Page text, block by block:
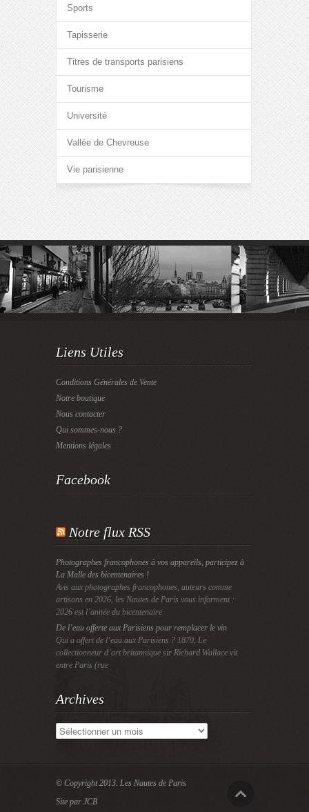
Sports
Tapisserie
Titres de transports parisiens
Tourisme
Université
Vallée de Chevreuse
Vie parisienne
Liens Utiles
Conditions Générales de Vente
Notre boutique
Nous contacter
Qui sommes-nous ?
Mentions légales
Facebook
Notre flux RSS
Photographes francophones à vos appareils, participez à
La Malle des bicentenaires !
Avis aux photographes francophones, auteurs comme
artisans en 2026, les Nautes de Paris vous informent :
2026 est l’année du bicentenaire
De l’eau offerte aux Parisiens pour remplacer le vin
Qui a offert de l’eau aux Parisiens ? 1870, Le
collectionneur d’art britannique sir Richard Wallace vit
entre Paris (rue
Archives
Archives
© Copyright 2013. Les Nautes de Paris
Site par JCB